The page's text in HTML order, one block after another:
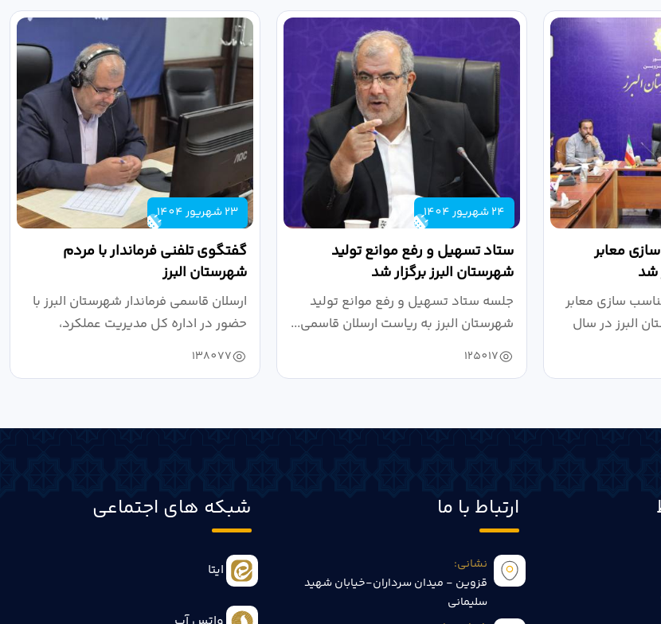
معابر
شد
سازی معابر
البرز در سال
24 شهریور 1404
ستاد تسهیل و رفع موانع تولید
شهرستان البرز برگزار شد
جلسه ستاد تسهیل و رفع موانع تولید
شهرستان البرز به ریاست ارسلان قاسمی...
125017
23 شهریور 1404
گفتگوی تلفنی فرماندار با مردم
شهرستان البرز
ارسلان قاسمی فرماندار شهرستان البرز با
حضور در اداره کل مدیریت عملکرد،
بازرسی...
138077
ارتباط با ما
نشانی:
قزوین - میدان سرداران-خیابان شهید
سلیمانی
شبکه های اجتماعی
ایتا